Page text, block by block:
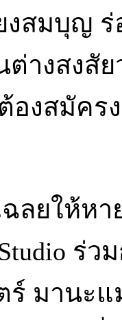
งสมบุญ
างสงสั
องสมัคร
ลยให้หา
ร่ว
มานะแ